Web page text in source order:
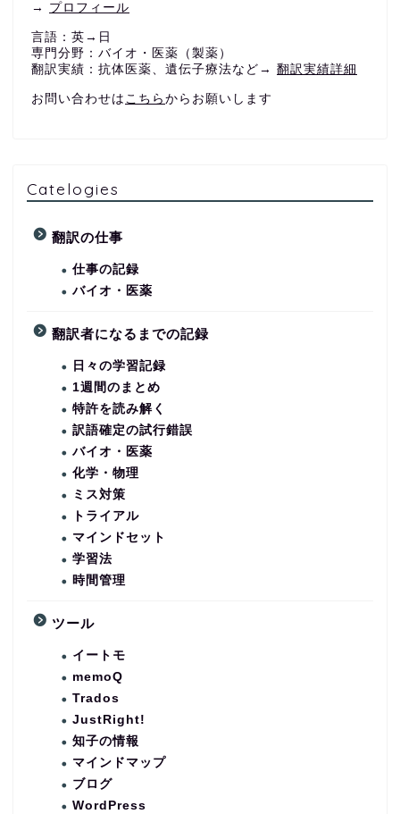
→ プロフィール
言語：英→日
専門分野：バイオ・医薬（製薬）
翻訳実績：抗体医薬、遺伝子療法など→ 翻訳実績詳細
お問い合わせは こちら からお願いします
Catelogies
翻訳の仕事
仕事の記録
バイオ・医薬
翻訳者になるまでの記録
日々の学習記録
1週間のまとめ
特許を読み解く
訳語確定の試行錯誤
バイオ・医薬
化学・物理
ミス対策
トライアル
マインドセット
学習法
時間管理
ツール
イートモ
memoQ
Trados
JustRight!
知子の情報
マインドマップ
ブログ
WordPress